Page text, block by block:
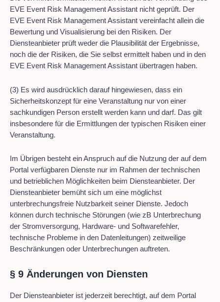
EVE Event Risk Management Assistant nicht geprüft. Der
EVE Event Risk Management Assistant vereinfacht allein die
Bewertung und Visualisierung bei den Risiken. Der
Diensteanbieter prüft weder die Plausibilität der Ergebnisse,
noch die der Risiken, die Sie selbst ermittelt haben und in den
EVE Event Risk Management Assistant übertragen haben.
(3) Es wird ausdrücklich darauf hingewiesen, dass ein
Sicherheitskonzept für eine Veranstaltung nur von einer
sachkundigen Person erstellt werden kann und darf. Das gilt
insbesondere für die Ermittlungen der typischen Risiken einer
Veranstaltung.
Im Übrigen besteht ein Anspruch auf die Nutzung der auf dem
Portal verfügbaren Dienste nur im Rahmen der technischen
und betrieblichen Möglichkeiten beim Diensteanbieter. Der
Diensteanbieter bemüht sich um eine möglichst
unterbrechungsfreie Nutzbarkeit seiner Dienste. Jedoch
können durch technische Störungen (wie zB Unterbrechung
der Stromversorgung, Hardware- und Softwarefehler,
technische Probleme in den Datenleitungen) zeitweilige
Beschränkungen oder Unterbrechungen auftreten.
§ 9 Änderungen von Diensten
Der Diensteanbieter ist jederzeit berechtigt, auf dem Portal